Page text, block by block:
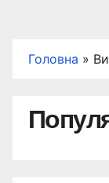
Головна »